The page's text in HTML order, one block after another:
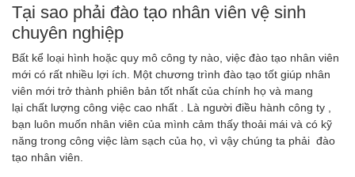
Tại sao phải đào tạo nhân viên vệ sinh
chuyên nghiệp
Bất kể loại hình hoặc quy mô công ty nào, việc đào tạo nhân viên
mới có rất nhiều lợi ích. Một chương trình đào tạo tốt giúp nhân
viên mới trở thành phiên bản tốt nhất của chính họ và mang
lại chất lượng công việc cao nhất . Là người điều hành công ty ,
bạn luôn muốn nhân viên của mình cảm thấy thoải mái và có kỹ
năng trong công việc làm sạch của họ, vì vậy chúng ta phải đào
tạo nhân viên.